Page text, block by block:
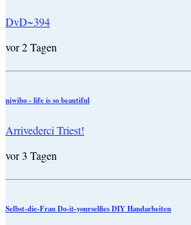
DvD~394
vor 2 Tagen
niwibo - life is so beautiful
Arrivederci Triest!
vor 3 Tagen
Selbst-die-Frau Do-it-yourselfies DIY Handarbeiten